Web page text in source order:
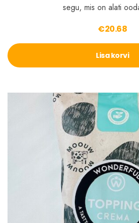
segu, mis on alati
€20.68
Lisa korvi